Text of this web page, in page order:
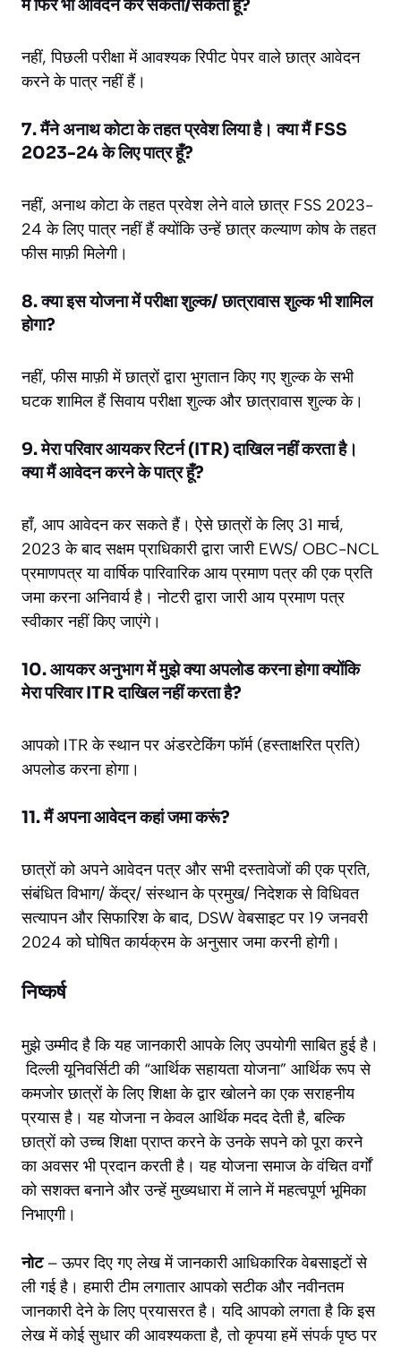
मैं फिर भी आवेदन कर सकता/सकती हूँ?
नहीं, पिछली परीक्षा में आवश्यक रिपीट पेपर वाले छात्र आवेदन
करने के पात्र नहीं हैं।
7. मैंने अनाथ कोटा के तहत प्रवेश लिया है। क्या मैं FSS
2023-24 के लिए पात्र हूँ?
नहीं, अनाथ कोटा के तहत प्रवेश लेने वाले छात्र FSS 2023-
24 के लिए पात्र नहीं हैं क्योंकि उन्हें छात्र कल्याण कोष के तहत
फीस माफ़ी मिलेगी।
8. क्या इस योजना में परीक्षा शुल्क/ छात्रावास शुल्क भी शामिल
होगा?
नहीं, फीस माफ़ी में छात्रों द्वारा भुगतान किए गए शुल्क के सभी
घटक शामिल हैं सिवाय परीक्षा शुल्क और छात्रावास शुल्क के।
9. मेरा परिवार आयकर रिटर्न (ITR) दाखिल नहीं करता है।
क्या मैं आवेदन करने के पात्र हूँ?
हाँ, आप आवेदन कर सकते हैं। ऐसे छात्रों के लिए 31 मार्च,
2023 के बाद सक्षम प्राधिकारी द्वारा जारी EWS/ OBC-NCL
प्रमाणपत्र या वार्षिक पारिवारिक आय प्रमाण पत्र की एक प्रति
जमा करना अनिवार्य है। नोटरी द्वारा जारी आय प्रमाण पत्र
स्वीकार नहीं किए जाएंगे।
10. आयकर अनुभाग में मुझे क्या अपलोड करना होगा क्योंकि
मेरा परिवार ITR दाखिल नहीं करता है?
आपको ITR के स्थान पर अंडरटेकिंग फॉर्म (हस्ताक्षरित प्रति)
अपलोड करना होगा।
11. मैं अपना आवेदन कहां जमा करूं?
छात्रों को अपने आवेदन पत्र और सभी दस्तावेजों की एक प्रति,
संबंधित विभाग/ केंद्र/ संस्थान के प्रमुख/ निदेशक से विधिवत
सत्यापन और सिफारिश के बाद, DSW वेबसाइट पर 19 जनवरी
2024 को घोषित कार्यक्रम के अनुसार जमा करनी होगी।
निष्कर्ष
मुझे उम्मीद है कि यह जानकारी आपके लिए उपयोगी साबित हुई है।
दिल्ली यूनिवर्सिटी की “आर्थिक सहायता योजना” आर्थिक रूप से
कमजोर छात्रों के लिए शिक्षा के द्वार खोलने का एक सराहनीय
प्रयास है। यह योजना न केवल आर्थिक मदद देती है, बल्कि
छात्रों को उच्च शिक्षा प्राप्त करने के उनके सपने को पूरा करने
का अवसर भी प्रदान करती है। यह योजना समाज के वंचित वर्गों
को सशक्त बनाने और उन्हें मुख्यधारा में लाने में महत्वपूर्ण भूमिका
निभाएगी।
नोट– ऊपर दिए गए लेख में जानकारी आधिकारिक वेबसाइटों से
ली गई है। हमारी टीम लगातार आपको सटीक और नवीनतम
जानकारी देने के लिए प्रयासरत है। यदि आपको लगता है कि इस
लेख में कोई सुधार की आवश्यकता है, तो कृपया हमेंसंपर्क पृष्ठपर